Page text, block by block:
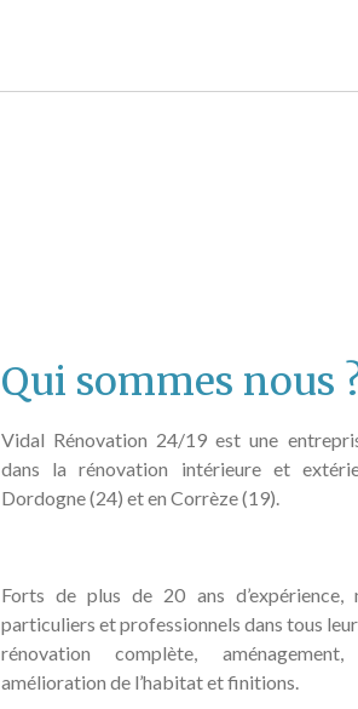
Qui sommes nous
Vidal Rénovation 24/19 est une
dans la rénovation intérieure et
Dordogne (24) et en Corrèze (19).
Forts de plus de 20 ans d’expérience,
particuliers et professionnels dans tous
rénovation complète,
amélioration de l’habitat et finitions.